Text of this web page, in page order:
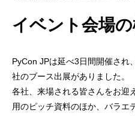
イベント会場
PyCon JPは延べ3日間開催され
社のブース出展がありました。
各社、来場される皆さんをお迎
用のピッチ資料のほか、バラエ